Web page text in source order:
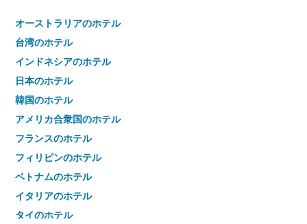
オーストラリアのホテル
台湾のホテル
インドネシアのホテル
日本のホテル
韓国のホテル
アメリカ合衆国のホテル
フランスのホテル
フィリピンのホテル
ベトナムのホテル
イタリアのホテル
タイのホテル